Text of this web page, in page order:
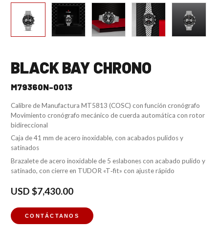
BLACK BAY CHRONO
M79360N-0013
Calibre de Manufactura MT5813 (COSC) con función cronógrafo
Movimiento cronógrafo mecánico de cuerda automática con rotor
bidireccional
Caja de 41 mm de acero inoxidable, con acabados pulidos y
satinados
Brazalete de acero inoxidable de 5 eslabones con acabado pulido y
satinado, con cierre en TUDOR «T‑fit» con ajuste rápido
USD$7,430.00
CONTÁCTANOS